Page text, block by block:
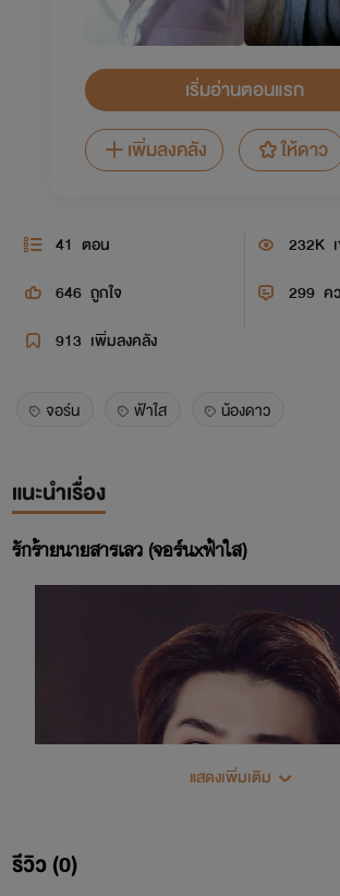
เริ่มอ่านตอนแรก
เพิ่มลงคลัง
ให้ดาว
41 ตอน 232K
646 ถูกใจ 299 ค
913 เพิ่มลงคลัง
จอร์น ฟ้าใส น้องดาว
แนะนำเรื่อง
รักร้ายนายสารเลว (จอร์นxฟ้าใส)
แสดงเพิ่มเติม
รีวิว (0)